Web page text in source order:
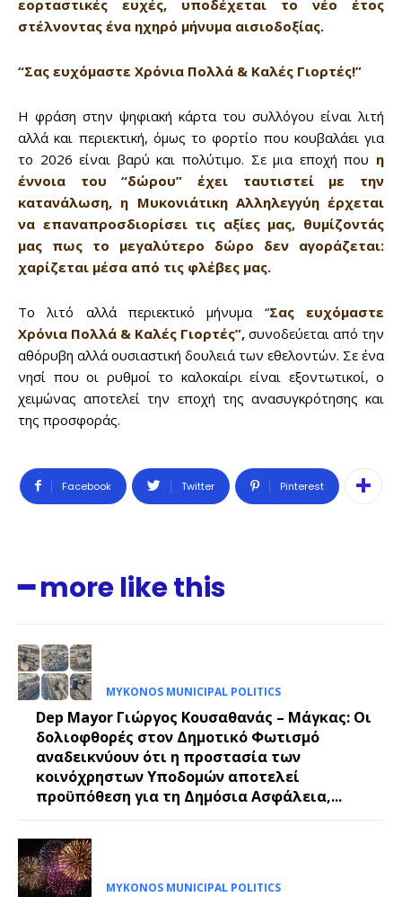
Sing up for our newsletter
to stay in the loop.
εορταστικές ευχές, υποδέχεται το νέο έτος
στέλνοντας ένα ηχηρό μήνυμα αισιοδοξίας.
“Σας ευχόμαστε Χρόνια Πολλά & Καλές Γιορτές!”
Η φράση στην ψηφιακή κάρτα του συλλόγου είναι λιτή
αλλά και περιεκτική, όμως το φορτίο που κουβαλάει για
το 2026 είναι βαρύ και πολύτιμο. Σε μια εποχή που η
έννοια του “δώρου” έχει ταυτιστεί με την
κατανάλωση, η Μυκονιάτικη Αλληλεγγύη έρχεται
να επαναπροσδιορίσει τις αξίες μας, θυμίζοντάς
μας πως το μεγαλύτερο δώρο δεν αγοράζεται:
χαρίζεται μέσα από τις φλέβες μας.
Το λιτό αλλά περιεκτικό μήνυμα “Σας ευχόμαστε
Χρόνια Πολλά & Καλές Γιορτές”, συνοδεύεται από την
αθόρυβη αλλά ουσιαστική δουλειά των εθελοντών. Σε ένα
νησί που οι ρυθμοί το καλοκαίρι είναι εξοντωτικοί, ο
χειμώνας αποτελεί την εποχή της ανασυγκρότησης και
της προσφοράς.
Facebook Twitter Pinterest
━ more like this
MYKONOS MUNICIPAL POLITICS
Dep Mayor Γιώργος Κουσαθανάς – Μάγκας: Οι
δολιοφθορές στον Δημοτικό Φωτισμό
αναδεικνύουν ότι η προστασία των
κοινόχρηστων Υποδομών αποτελεί
προϋπόθεση για τη Δημόσια Ασφάλεια,...
MYKONOS MUNICIPAL POLITICS